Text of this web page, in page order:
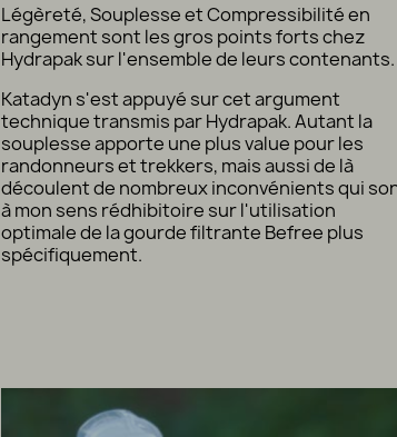
Légèreté, Souplesse et Compressibilité en
rangement sont les gros points forts chez
Hydrapak sur l'ensemble de leurs contenants.
Katadyn s'est appuyé sur cet argument
technique transmis par Hydrapak. Autant la
souplesse apporte une plus value pour les
randonneurs et trekkers, mais aussi de là
découlent de nombreux inconvénients qui
à mon sens rédhibitoire sur l'utilisation
optimale de la gourde filtrante Befree plus
spécifiquement.